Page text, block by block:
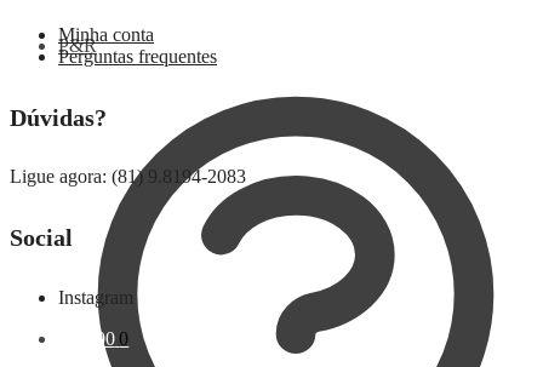
P&R
Minha conta
Perguntas frequentes
Dúvidas?
Ligue agora: (81) 9.8194-2083
Social
Instagram
0,00 0